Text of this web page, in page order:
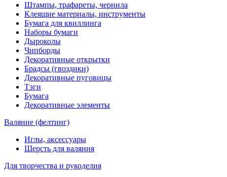
Штампы, трафареты, чернила
Клеящие материалы, инструменты
Бумага для квиллинга
Наборы бумаги
Дыроколы
Чипборды
Декоративные открытки
Брадсы (гвоздики)
Декоративные пуговицы
Тэги
Бумага
Декоративные элементы
Валяние (фелтинг)
Иглы, аксессуары
Шерсть для валяния
Для творчества и рукоделия